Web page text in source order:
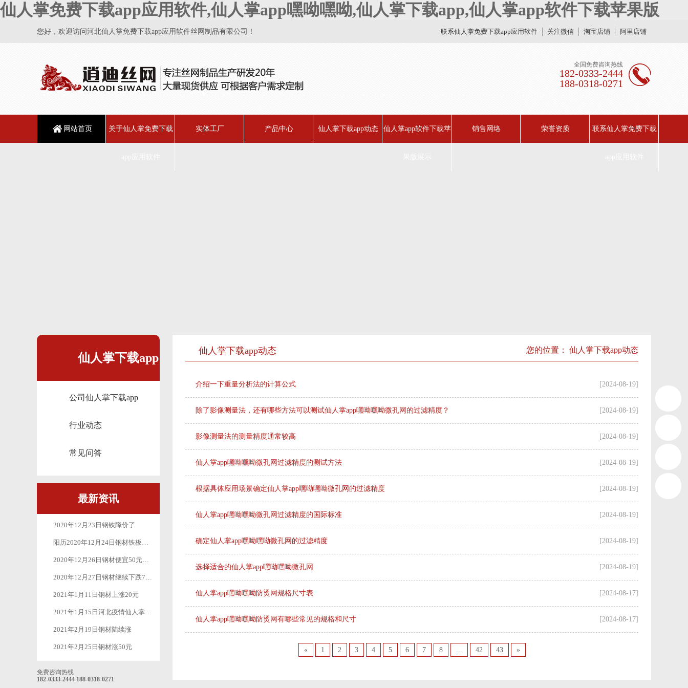
仙人掌免费下载app应用软件,仙人掌app嘿呦嘿呦,仙人掌下载app,仙人掌app软件下载苹果版
您好，欢迎访问河北仙人掌免费下载app应用软件丝网制品有限公司！ 联系仙人掌免费下载app应用软件 关注微信 淘宝店铺 阿里店铺
全国免费咨询热线
182-0333-2444
188-0318-0271
网站首页 关于仙人掌免费下载 实体工厂 产品中心 仙人掌下载app动态 仙人掌app软件下载苹 销售网络 荣誉资质 联系仙人掌免费下载
仙人掌下载app
动态
公司仙人掌下载app
行业动态
常见问答
最新资讯
2020年12月23日钢铁降价了
阳历2020年12月24日钢材铁板价格继续下跌50元-100元
2020年12月26日钢材便宜50元一吨
2020年12月27日钢材继续下跌70元一吨
2021年1月11日钢材上涨20元
2021年1月15日河北疫情仙人掌免费下载app应用软件加油
2021年2月19日钢材陆续涨
2021年2月25日钢材涨50元
免费咨询热线
182-0333-2444 188-0318-0271
仙人掌下载app动态 您的位置： 仙人掌下载app动态
介绍一下重量分析法的计算公式 [2024-08-19]
除了影像测量法，还有哪些方法可以测试仙人掌app嘿呦嘿呦微孔网的过滤精度？ [2024-08-19]
影像测量法的测量精度通常较高 [2024-08-19]
仙人掌app嘿呦嘿呦微孔网过滤精度的测试方法 [2024-08-19]
根据具体应用场景确定仙人掌app嘿呦嘿呦微孔网的过滤精度 [2024-08-19]
仙人掌app嘿呦嘿呦微孔网过滤精度的国际标准 [2024-08-19]
确定仙人掌app嘿呦嘿呦微孔网的过滤精度 [2024-08-19]
选择适合的仙人掌app嘿呦嘿呦微孔网 [2024-08-19]
仙人掌app嘿呦嘿呦防烫网规格尺寸表 [2024-08-17]
仙人掌app嘿呦嘿呦防烫网有哪些常见的规格和尺寸 [2024-08-17]
« 1 2 3 4 5 6 7 8 ... 42 43 »